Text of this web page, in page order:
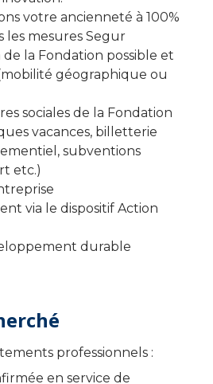
votre ancienneté à 100%
les mesures Segur
de la Fondation possible et
géographique ou
sociales de la Fondation
vacances, billetterie
subventions
etc.)
via le dispositif Action
durable
professionnels :
en service de